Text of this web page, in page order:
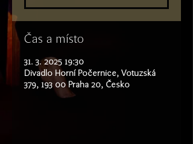
Čas a místo
31. 3. 2025 19:30
Divadlo Horní Počernice, Votuzská
379, 193 00 Praha 20, Česko